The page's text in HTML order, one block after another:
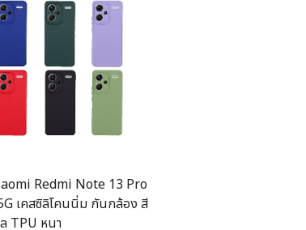
Redmi Note 13 Pro
เคสซิลิโคนนิ่ม กันกล้อง สี
TPU หนา